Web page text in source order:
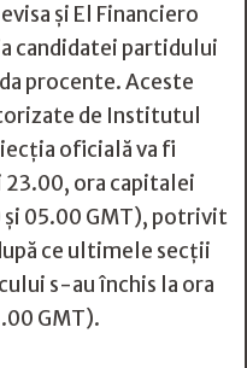
şi El Financiero
candidatei partidului
procente. Aceste
de Institutul
oficială va fi
ora capitalei
05.00 GMT), potrivit
ce ultimele secţii
s-au închis la ora
GMT).